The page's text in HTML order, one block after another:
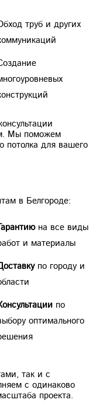
труб и других
Мы поможем
потолка для вашего
в Белгороде:
на все виды
и материалы
по городу и
по
оптимального
так и с
с одинаково
проекта.